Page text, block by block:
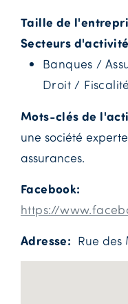
Taille de
Secteurs
Banques /
Droit / Fiscalité
Mots-clés de
une société
assurances.
Facebook
https://
Adresse Rue des